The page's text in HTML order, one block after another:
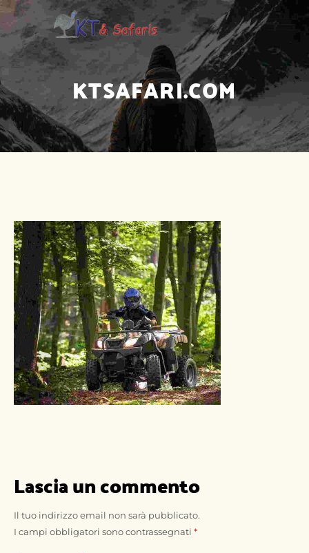
KTSAFARI.COM
Lascia un commento
Il tuo indirizzo email non sarà pubblicato.
I campi obbligatori sono contrassegnati *